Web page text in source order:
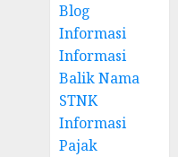
Blog
Informasi
Informasi
Balik Nama
STNK
Informasi
Pajak